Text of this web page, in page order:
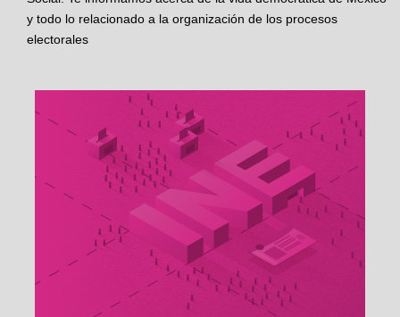
y todo lo relacionado a la organización de los procesos
electorales